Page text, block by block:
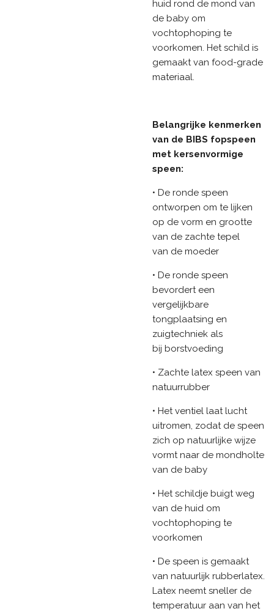
huid rond de mond van
de baby om
vochtophoping te
voorkomen. Het schild is
gemaakt van food-grade
materiaal.
Belangrijke kenmerken
van de BIBS fopspeen
met kersenvormige
speen:
• De ronde speen
ontworpen om te lijken
op de vorm en grootte
van de zachte tepel
van de moeder
• De ronde speen
bevordert een
vergelijkbare
tongplaatsing en
zuigtechniek als
bij borstvoeding
• Zachte latex speen van
natuurrubber
• Het ventiel laat lucht
uitromen, zodat de speen
zich op natuurlijke wijze
vormt naar de mondholte
van de baby
• Het schildje buigt weg
van de huid om
vochtophoping te
voorkomen
• De speen is gemaakt
van natuurlijk rubberlatex.
Latex neemt sneller de
temperatuur aan van het